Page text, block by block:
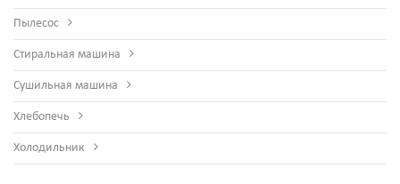
Пылесос
Стиральная машина
Сушильная машина
Хлебопечь
Холодильник